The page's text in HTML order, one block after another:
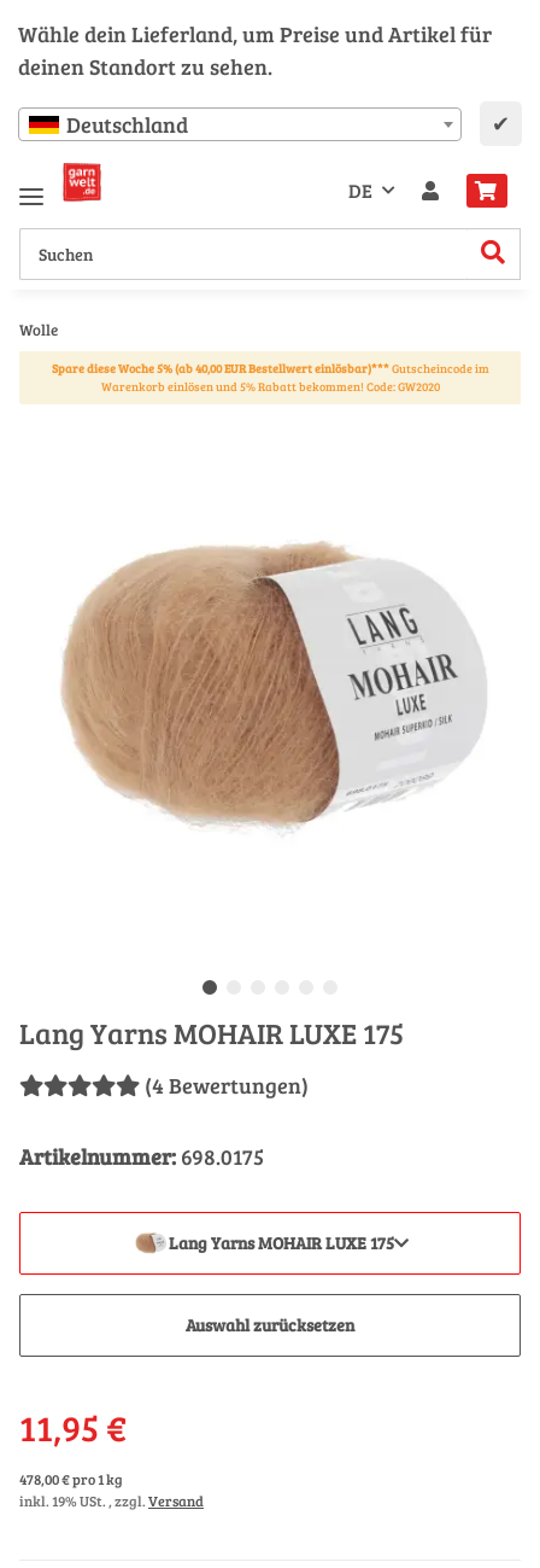
Wähle dein Lieferland, um Preise und Artikel für
deinen Standort zu sehen.
Deutschland ✔
DE
Wolle
Spare diese Woche 5% (ab 40,00 EUR Bestellwert einlösbar)***Gutscheincode im
Warenkorb einlösen und 5% Rabatt bekommen! Code: GW2020
Lang Yarns MOHAIR LUXE 175
(4 Bewertungen)
Artikelnummer: 698.0175
Lang Yarns MOHAIR LUXE 175
Auswahl zurücksetzen
11,95 €
478,00 € pro 1 kg
inkl. 19% USt. , zzgl.Versand